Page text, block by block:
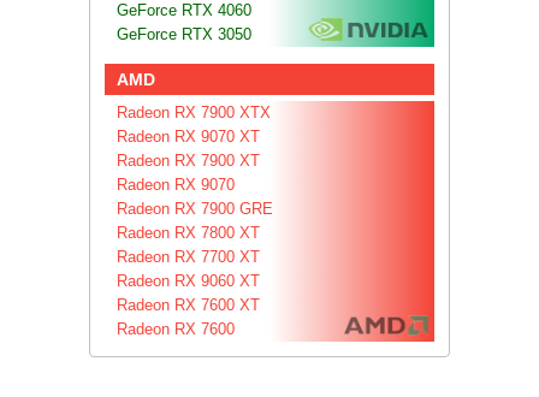
GeForce RTX 4060
GeForce RTX 3050
AMD
Radeon RX 7900 XTX
Radeon RX 9070 XT
Radeon RX 7900 XT
Radeon RX 9070
Radeon RX 7900 GRE
Radeon RX 7800 XT
Radeon RX 7700 XT
Radeon RX 9060 XT
Radeon RX 7600 XT
Radeon RX 7600